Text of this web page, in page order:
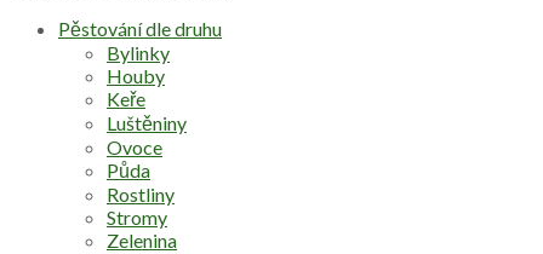
Pěstování dle druhu
Bylinky
Houby
Keře
Luštěniny
Ovoce
Půda
Rostliny
Stromy
Zelenina